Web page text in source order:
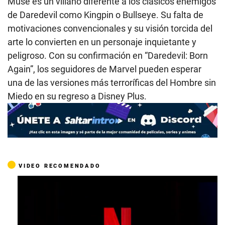
de Daredevil como Kingpin o Bullseye. Su falta de
motivaciones convencionales y su visión torcida del
arte lo convierten en un personaje inquietante y
peligroso. Con su confirmación en “Daredevil: Born
Again”, los seguidores de Marvel pueden esperar
una de las versiones más terroríficas del Hombre sin
Miedo en su regreso a Disney Plus.
VIDEO RECOMENDADO